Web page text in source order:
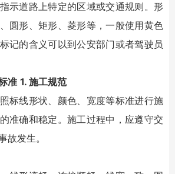
示道路上特定的区域或交通规则。形
圆形、矩形、菱形等，一般使用黄色
记的含义可以到公安部门或者驾驶员
准 1. 施工规范
标线形状、颜色、宽度等标准进行施
准确和稳定。施工过程中，应遵守交
故发生。